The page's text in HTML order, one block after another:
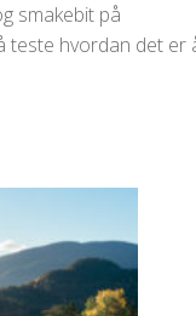
smakebit på
teste hvordan det er